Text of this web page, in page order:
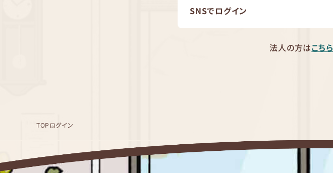
SNSでログイン
法人の方はこちら
TOPログイン